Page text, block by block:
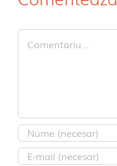
Comment